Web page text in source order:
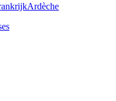
Ardèche